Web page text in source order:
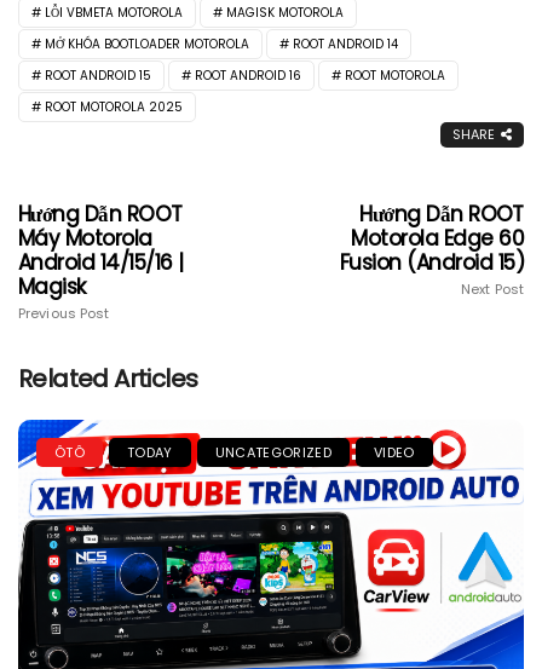
LỖI VBMETA MOTOROLA
MAGISK MOTOROLA
MỞ KHÓA BOOTLOADER MOTOROLA
ROOT ANDROID 14
ROOT ANDROID 15
ROOT ANDROID 16
ROOT MOTOROLA
ROOT MOTOROLA 2025
SHARE
Hướng Dẫn ROOT
Máy Motorola
Android 14/15/16 |
Magisk
Previous Post
Hướng Dẫn ROOT
Motorola Edge 60
Fusion (Android 15)
Next Post
Related Articles
ÔTÔ TODAY UNCATEGORIZED VIDEO